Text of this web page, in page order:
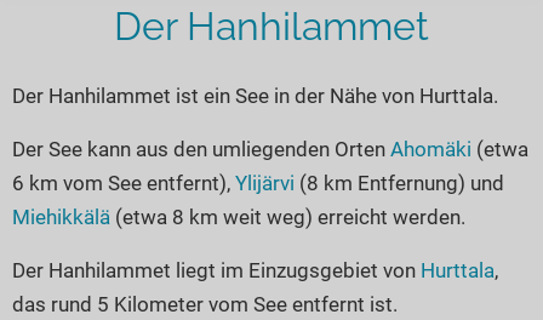
Wellness am See
Romantik Hotels
Kanu- & Kajak-Urlaub
Wanderurlaub
Bikeurlaub
Auszeit & Wellness
Familienhotels
Wellness-Hotels
Biohotels
Ausgefallenes
Häuser auf dem Wasser
Hundefreundliche Unterkünfte
Glamping
Überwachte Badestellen
Unsere See-Highlights
Deutschlands schönste Seen
Top Seen nach Bundesländern
Top Seen nach Regionen
Deutschlands Lieblingsseen
Seen in Europa
Der Hanhilammet
Der Hanhilammet ist ein See in der Nähe von Hurttala.
Der See kann aus den umliegenden Orten Ahomäki (etwa
6 km vom See entfernt), Ylijärvi (8 km Entfernung) und
Miehikkälä (etwa 8 km weit weg) erreicht werden.
Der Hanhilammet liegt im Einzugsgebiet von Hurttala,
das rund 5 Kilometer vom See entfernt ist.